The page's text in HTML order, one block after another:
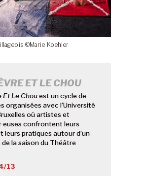
ET LE CHOU
Et Le Chouest un cycle de
organisées avec l’Université
où artistes et
confrontent leurs
leurs pratiques autour d’un
la saison du Théâtre
13
©Marie Koehler